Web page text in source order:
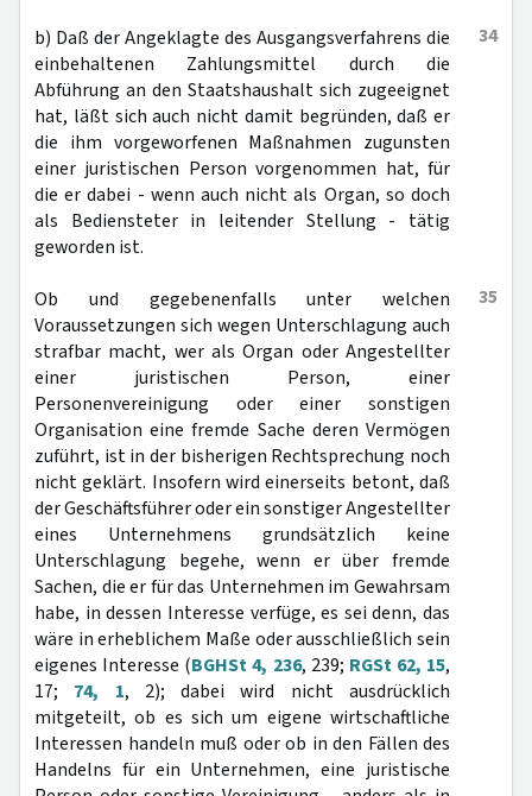
34
b) Daß der Angeklagte des Ausgangsverfahrens die
einbehaltenen Zahlungsmittel durch die
Abführung an den Staatshaushalt sich zugeeignet
hat, läßt sich auch nicht damit begründen, daß er
die ihm vorgeworfenen Maßnahmen zugunsten
einer juristischen Person vorgenommen hat, für
die er dabei - wenn auch nicht als Organ, so doch
als Bediensteter in leitender Stellung - tätig
geworden ist.
35
Ob und gegebenenfalls unter welchen
Voraussetzungen sich wegen Unterschlagung auch
strafbar macht, wer als Organ oder Angestellter
einer juristischen Person, einer
Personenvereinigung oder einer sonstigen
Organisation eine fremde Sache deren Vermögen
zuführt, ist in der bisherigen Rechtsprechung noch
nicht geklärt. Insofern wird einerseits betont, daß
der Geschäftsführer oder ein sonstiger Angestellter
eines Unternehmens grundsätzlich keine
Unterschlagung begehe, wenn er über fremde
Sachen, die er für das Unternehmen im Gewahrsam
habe, in dessen Interesse verfüge, es sei denn, das
wäre in erheblichem Maße oder ausschließlich sein
eigenes Interesse (BGHSt 4, 236, 239; RGSt 62, 15,
17; 74, 1, 2); dabei wird nicht ausdrücklich
mitgeteilt, ob es sich um eigene wirtschaftliche
Interessen handeln muß oder ob in den Fällen des
Handelns für ein Unternehmen, eine juristische